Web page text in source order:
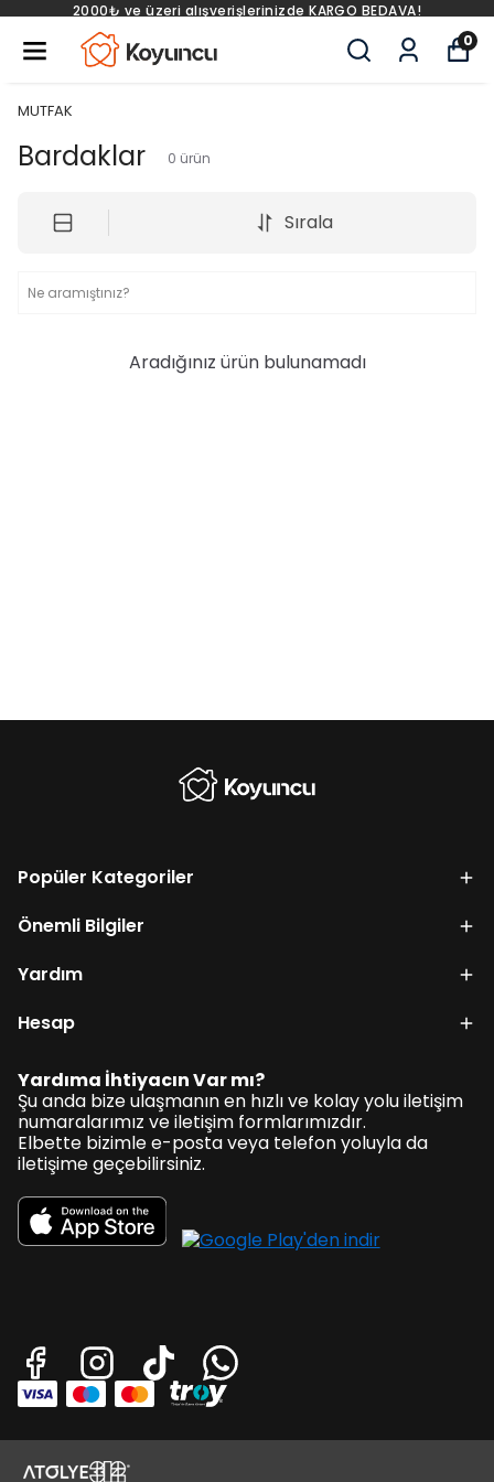
2000₺ ve üzeri alışverişlerinizde KARGO BEDAVA!
0
MUTFAK
Bardaklar 0 ürün
Sırala
Aradığınız ürün bulunamadı
Popüler Kategoriler
Önemli Bilgiler
Yardım
Hesap
Yardıma İhtiyacın Var mı?
Şu anda bize ulaşmanın en hızlı ve kolay yolu iletişim
numaralarımız ve iletişim formlarımızdır.
Elbette bizimle e-posta veya telefon yoluyla da
iletişime geçebilirsiniz.